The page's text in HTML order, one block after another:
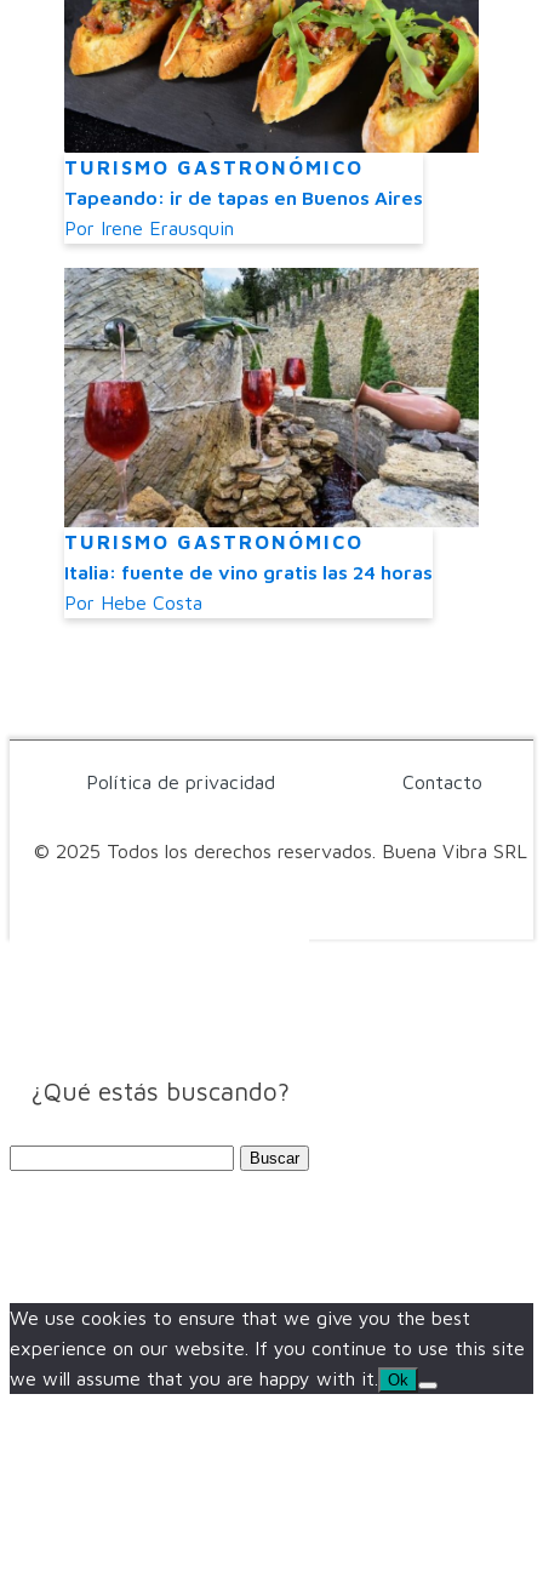
TURISMO GASTRONÓMICO
Tapeando: ir de tapas en Buenos Aires
Por Irene Erausquin
TURISMO GASTRONÓMICO
Italia: fuente de vino gratis las 24 horas
Por Hebe Costa
© 2025 Todos los derechos reservados. Buena Vibra SRL
Política de privacidad Contacto
¿Qué estás buscando?
We use cookies to ensure that we give you the best
experience on our website. If you continue to use this site
we will assume that you are happy with it.
Ok